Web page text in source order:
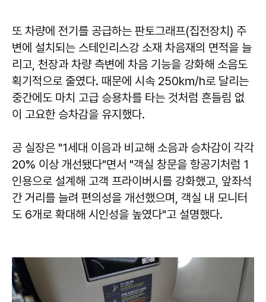
또 차량에 전기를 공급하는 판토그래프(집전장치) 주
변에 설치되는 스테인리스강 소재 차음재의 면적을 늘
리고, 천장과 차량 측변에 차음 기능을 강화해 소음도
획기적으로 줄였다. 때문에 시속 250㎞/h로 달리는
중간에도 마치 고급 승용차를 타는 것처럼 흔들림 없
이 고요한 승차감을 유지했다.
공 실장은 "1세대 이음과 비교해 소음과 승차감이 각각
20% 이상 개선됐다"면서 "객실 창문을 항공기처럼 1
인용으로 설계해 고객 프라이버시를 강화했고, 앞좌석
간 거리를 늘려 편의성을 개선했으며, 객실 내 모니터
도 6개로 확대해 시인성을 높였다"고 설명했다.